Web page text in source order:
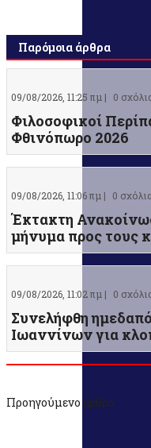
Παρόμοια άρθρα
09/08/2026, 11:25 πμ | 0
Φιλοσοφικοί
Φθινόπωρο 2026
09/08/2026, 11:06 πμ | 0 σχόλια
Έκτακτη
μήνυμα προς τους
09/08/2026, 11:02 πμ | 0
Συνελήφθη
Ιωαννίνων για
Προηγούμενο άρθρο